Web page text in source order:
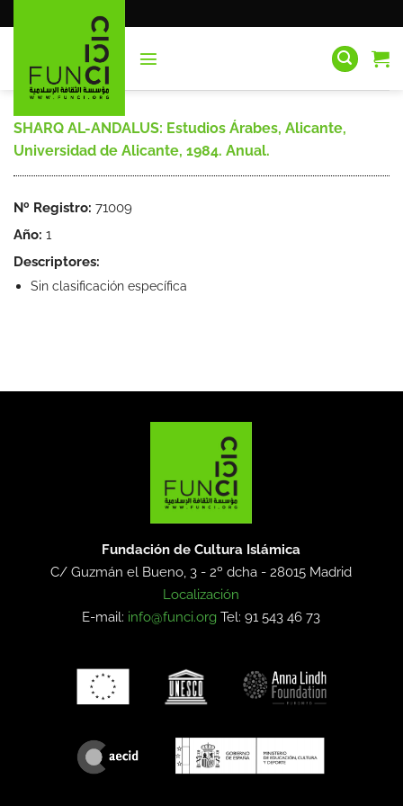
al
SHARQ AL-ANDALUS: Estudios Árabes, Alicante,
Universidad de Alicante, 1984. Anual.
Nº Registro: 71009
Año: 1
Descriptores:
Sin clasificación específica
Fundación de Cultura Islámica
C/ Guzmán el Bueno, 3 - 2º dcha -28015 Madrid
Localización
E-mail: info@funci.org Tel: 91 543 46 73